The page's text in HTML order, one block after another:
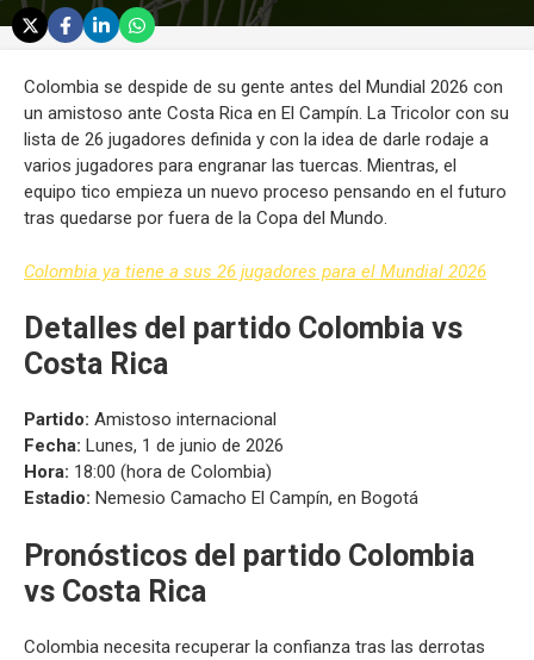
Colombia se despide de su gente antes del Mundial 2026 con
un amistoso ante Costa Rica en El Campín. La Tricolor con su
lista de 26 jugadores definida y con la idea de darle rodaje a
varios jugadores para engranar las tuercas. Mientras, el
equipo tico empieza un nuevo proceso pensando en el futuro
tras quedarse por fuera de la Copa del Mundo.
Colombia ya tiene a sus 26 jugadores para el Mundial 2026
Detalles del partido Colombia vs
Costa Rica
Partido: Amistoso internacional
Fecha: Lunes, 1 de junio de 2026
Hora: 18:00 (hora de Colombia)
Estadio: Nemesio Camacho El Campín, en Bogotá
Pronósticos del partido Colombia
vs Costa Rica
Colombia necesita recuperar la confianza tras las derrotas